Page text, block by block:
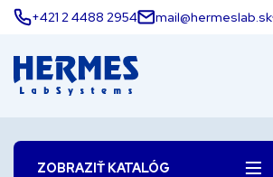
+421 2 4488 2954 mail@hermeslab.sk
ZOBRAZIŤ KATALÓG